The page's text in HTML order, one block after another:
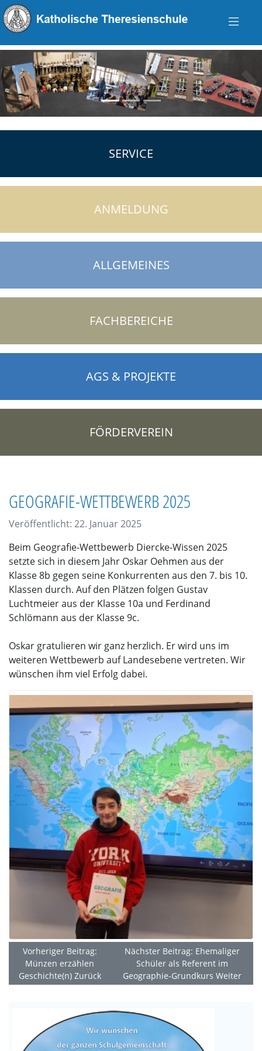
zurück
SERVICE
ANMELDUNG
ALLGEMEINES
FACHBEREICHE
AGS & PROJEKTE
FÖRDERVEREIN
GEOGRAFIE-WETTBEWERB 2025
Veröffentlicht: 22. Januar 2025
Beim Geografie-Wettbewerb Diercke-Wissen 2025
setzte sich in diesem Jahr Oskar Oehmen aus der
Klasse 8b gegen seine Konkurrenten aus den 7. bis 10.
Klassen durch. Auf den Plätzen folgen Gustav
Luchtmeier aus der Klasse 10a und Ferdinand
Schlömann aus der Klasse 9c.
Oskar gratulieren wir ganz herzlich. Er wird uns im
weiteren Wettbewerb auf Landesebene vertreten. Wir
wünschen ihm viel Erfolg dabei.
Vorheriger Beitrag:
Münzen erzählen
Geschichte(n) Zurück
Nächster Beitrag: Ehemaliger
Schüler als Referent im
Geographie-Grundkurs Weiter